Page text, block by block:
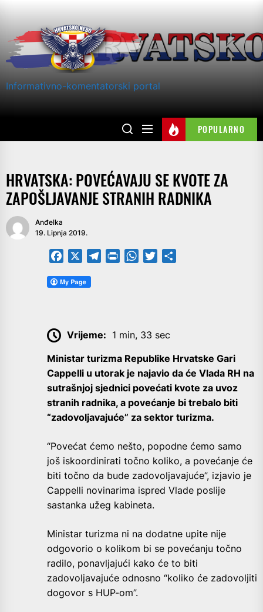
content
Informativno-komentatorski portal
POPULARNO
HRVATSKA: POVEĆAVAJU SE KVOTE ZA
ZAPOŠLJAVANJE STRANIH RADNIKA
Anđelka
19. Lipnja 2019.
Facebook TelegramPrintFriendly
WhatsApp
Twitter
Vrijeme: 1 min, 33 sec
Ministar turizma Republike Hrvatske Gari
Cappelli u utorak je najavio da će Vlada RH na
sutrašnjoj sjednici povećati kvote za uvoz
stranih radnika, a povećanje bi trebalo biti
“zadovoljavajuće” za sektor turizma.
“Povećat ćemo nešto, popodne ćemo samo
još iskoordinirati točno koliko, a povećanje će
biti točno da bude zadovoljavajuće”, izjavio je
Cappelli novinarima ispred Vlade poslije
sastanka užeg kabineta.
Ministar turizma ni na dodatne upite nije
odgovorio o kolikom bi se povećanju točno
radilo, ponavljajući kako će to biti
zadovoljavajuće odnosno “koliko će zadovoljiti
dogovor s HUP-om”.